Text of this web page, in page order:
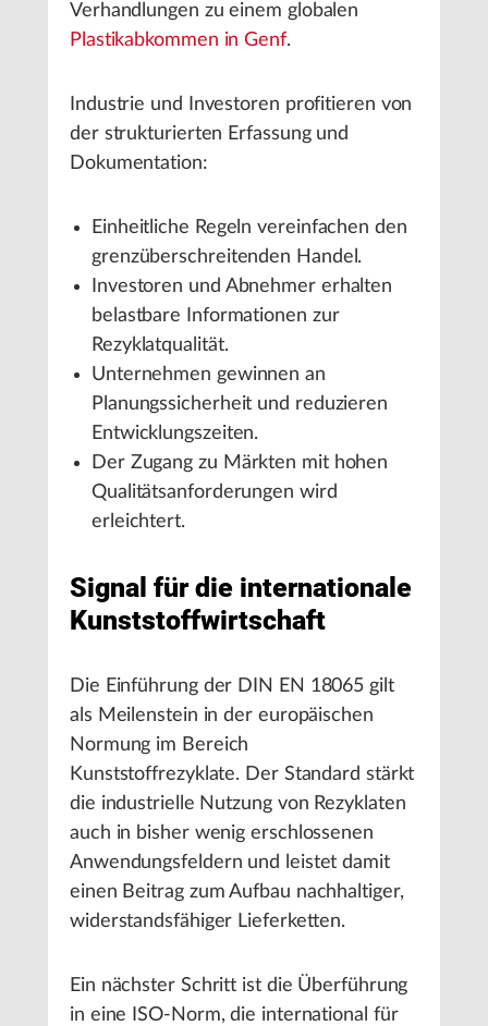
Verhandlungen zu einem globalen
Plastikabkommen in Genf.
Industrie und Investoren profitieren von
der strukturierten Erfassung und
Dokumentation:
Einheitliche Regeln vereinfachen den
grenzüberschreitenden Handel.
Investoren und Abnehmer erhalten
belastbare Informationen zur
Rezyklatqualität.
Unternehmen gewinnen an
Planungssicherheit und reduzieren
Entwicklungszeiten.
Der Zugang zu Märkten mit hohen
Qualitätsanforderungen wird
erleichtert.
Signal für die internationale
Kunststoffwirtschaft
Die Einführung der DIN EN 18065 gilt
als Meilenstein in der europäischen
Normung im Bereich
Kunststoffrezyklate. Der Standard stärkt
die industrielle Nutzung von Rezyklaten
auch in bisher wenig erschlossenen
Anwendungsfeldern und leistet damit
einen Beitrag zum Aufbau nachhaltiger,
widerstandsfähiger Lieferketten.
Ein nächster Schritt ist die Überführung
in eine ISO-Norm, die international für